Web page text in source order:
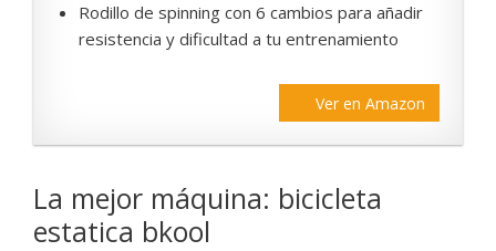
Rodillo de spinning con 6 cambios para añadir
resistencia y dificultad a tu entrenamiento
Ver en Amazon
La mejor máquina: bicicleta
estatica bkool